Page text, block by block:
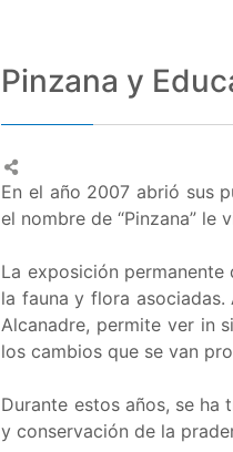
Pinzana y
En el año 2007 abrió sus
el nombre de “Pinzana” le
La exposición
la fauna y flora
Alcanadre, permite ver in
los cambios que se van
Durante estos años, se
y conservación de la